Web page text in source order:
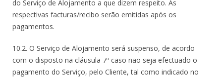
do Serviço de Alojamento a que dizem respeito. As
respectivas facturas/recibo serão emitidas após os
pagamentos.
10.2. O Serviço de Alojamento será suspenso, de acordo
com o disposto na cláusula 7ª caso não seja efectuado o
pagamento do Serviço, pelo Cliente, tal como indicado no